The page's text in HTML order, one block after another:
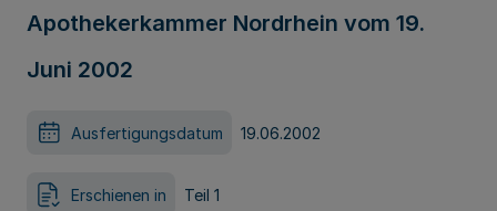
Apothekerkammer Nordrhein vom 19.
Juni 2002
Ausfertigungsdatum 19.06.2002
Erschienen in Teil 1